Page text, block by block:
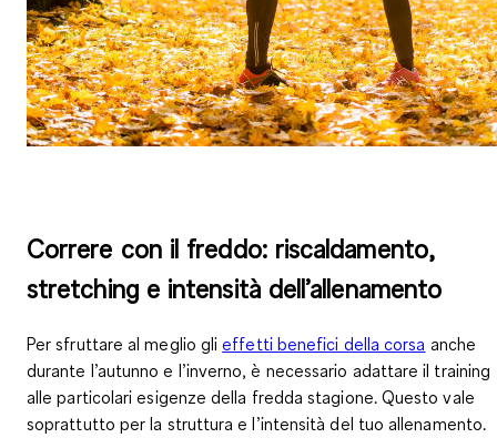
Correre con il freddo: riscaldamento,
stretching e intensità dell’allenamento
Per sfruttare al meglio glieffetti benefici della corsa anche
durante l’autunno e l’inverno, è necessario adattare il training
alle particolari esigenze della fredda stagione. Questo vale
soprattutto per la struttura e l’intensità del tuo allenamento.